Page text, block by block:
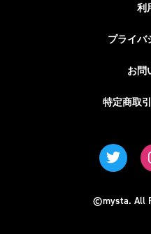
利
プライバ
お問
特定商取
©mysta. All